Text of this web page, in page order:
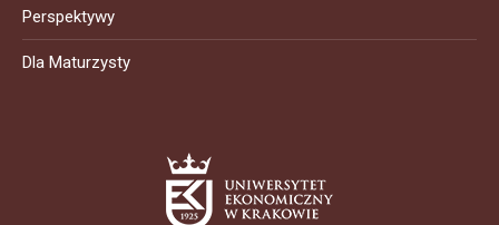
Perspektywy
Dla Maturzysty